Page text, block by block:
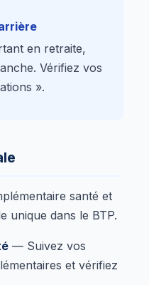
en retraite,
Vérifiez vos
».
santé et
unique dans le BTP.
— Suivez vos
et vérifiez